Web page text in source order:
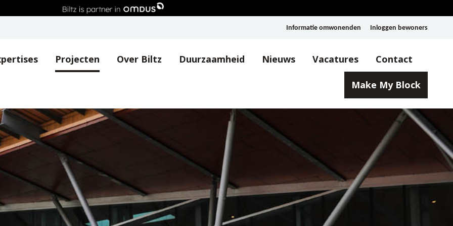
Informatie omwonenden Inloggen bewoners
Projecten Over Biltz Duurzaamheid Nieuws Vacatures Contact
Make My Block